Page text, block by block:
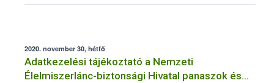
kapcsolódó adatkezeléséhez
2020. november 30, hétfő
Adatkezelési tájékoztató a Nemzeti
Élelmiszerlánc-biztonsági Hivatal panaszok és